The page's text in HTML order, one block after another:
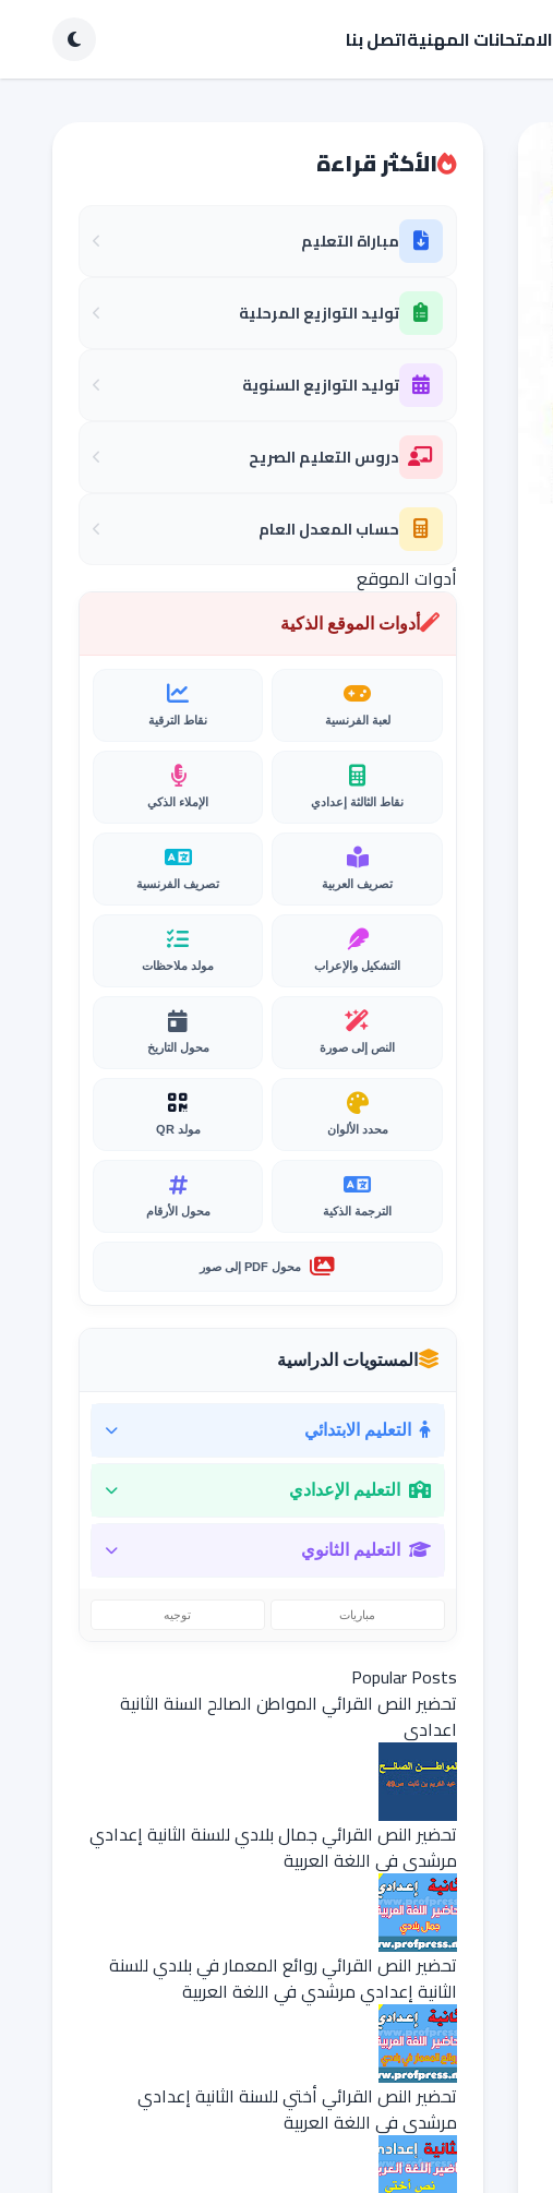
الامتحانات المهنيةاتصل بنا
الأكثر قراءة
مباراة التعليم
توليد التوازيع المرحلية
توليد التوازيع السنوية
دروس التعليم الصريح
حساب المعدل العام
أدوات الموقع
أدوات الموقع الذكية
لعبة الفرنسية نقاط الترقية
نقاط الثالثة إعدادي الإملاء الذكي
تصريف العربية تصريف الفرنسية
التشكيل والإعراب مولد ملاحظات
النص إلى صورة محول التاريخ
محدد الألوان مولد QR
الترجمة الذكية محول الأرقام
محول PDF إلى صور
المستويات الدراسية
التعليم الابتدائي
التعليم الإعدادي
التعليم الثانوي
مباريات توجيه
Popular Posts
تحضير النص القرائي المواطن الصالح السنة الثانية
اعدادي
تحضير النص القرائي جمال بلادي للسنة الثانية إعدادي
مرشدي في اللغة العربية
تحضير النص القرائي روائع المعمار في بلادي للسنة
الثانية إعدادي مرشدي في اللغة العربية
تحضير النص القرائي أختي للسنة الثانية إعدادي
مرشدي في اللغة العربية